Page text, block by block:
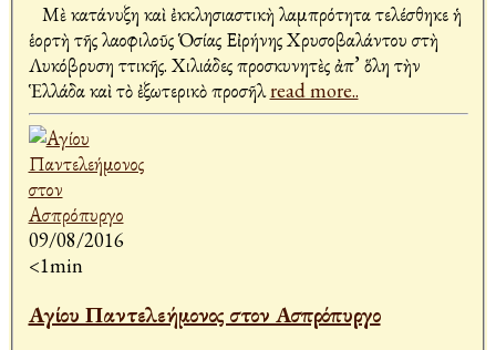
Μὲ κατάνυξη καὶ ἐκκλησιαστικὴ λαμπρότητα τελέσθηκε ἡ
ἑορτὴ τῆς λαοφιλοῦς Ὁσίας Εἰρήνης Χρυσοβαλάντου στὴ
Λυκόβρυση Ἀττικῆς. Χιλιάδες προσκυνητὲς ἀπ’ ὅλη τὴν
Ἑλλάδα καὶ τὸ ἐξωτερικὸ προσῆλread more..
09/08/2016
<1min
Αγίου Παντελεήμονος στον Ασπρόπυργο